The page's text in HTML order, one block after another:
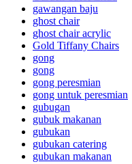
gawangan baju
ghost chair
ghost chair acrylic
Gold Tiffany Chairs
gong
gong
gong peresmian
gong untuk peresmian
gubugan
gubuk makanan
gubukan
gubukan catering
gubukan makanan